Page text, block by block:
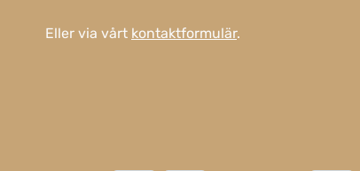
Eller via vårt kontaktformulär.